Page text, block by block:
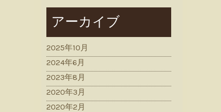
アーカイブ
2025年10月
2024年6月
2023年8月
2020年3月
2020年2月